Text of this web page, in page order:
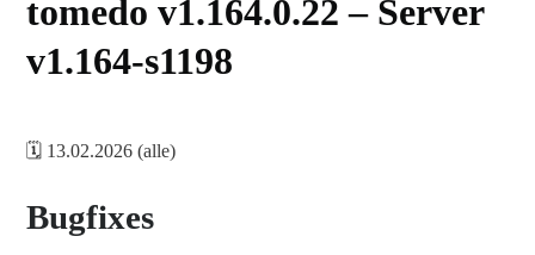
tomedo v1.164.0.22 – Server
v1.164-s1198
🗓️ 13.02.2026 (alle)
Bugfixes